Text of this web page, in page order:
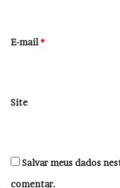
*
E-mail*
Site
Salvar meus dados
comentar.